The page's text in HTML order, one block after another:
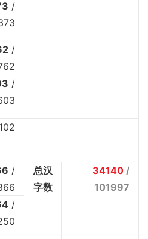
/
/
/
/
总汉
字数
34140 /
101997
/